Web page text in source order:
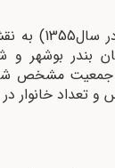
برای درک
بوشهر و
نقاط شهری و نقاط
تعداد خانوار